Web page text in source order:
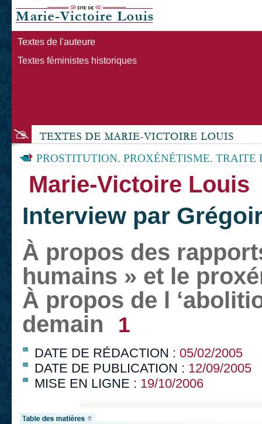
Textes de l'auteure
Textes féministes historiques
PROSTITUTION. PROXÉNÉTISME. TRAITE
Marie-Victoire Louis
Interview par
À propos des
humains » et le
À propos de l
demain
1
DATE DE RÉDACTION : 05/02/2005
DATE DE PUBLICATION : 12/09/2005
MISE EN LIGNE : 19/10/2006